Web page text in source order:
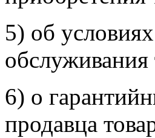
5) об
обслуживания
6) о
продавца